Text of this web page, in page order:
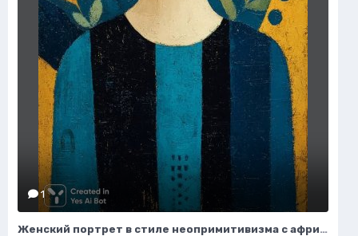
1
Женский портрет в стиле неопримитивизма с африканским влиянием и яркими деталями. Нейронная сеть Midjourney